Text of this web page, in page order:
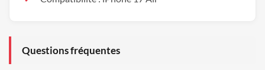
Questions fréquentes